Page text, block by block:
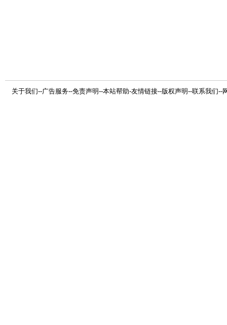
关于我们--广告服务--免责声明--本站帮助-友情链接--版权声明--联系我们--